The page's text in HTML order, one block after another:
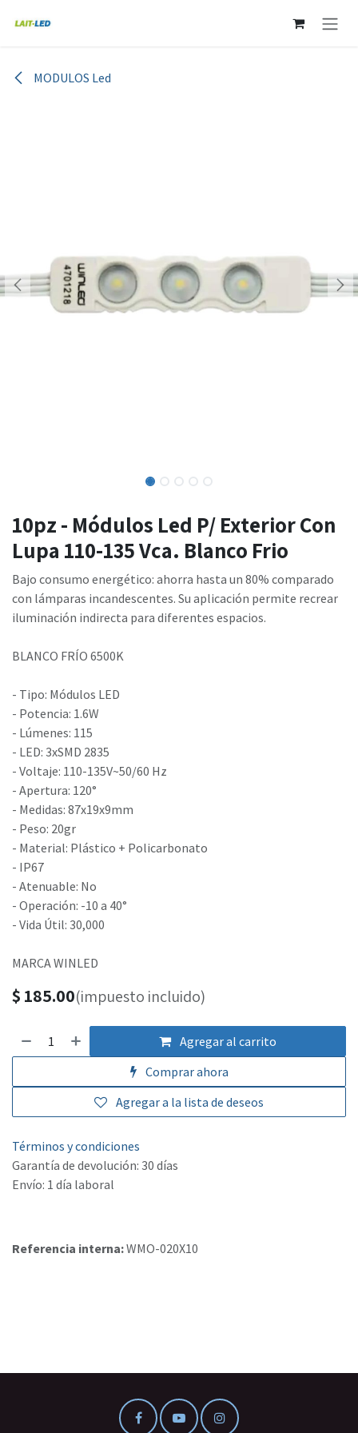
MODULOS Led
10pz - Módulos Led P/ Exterior Con
Lupa 110-135 Vca. Blanco Frio
Bajo consumo energético: ahorra hasta un 80% comparado
con lámparas incandescentes. Su aplicación permite recrear
iluminación indirecta para diferentes espacios.
BLANCO FRÍO 6500K
- Tipo: Módulos LED
- Potencia: 1.6W
- Lúmenes: 115
- LED: 3xSMD 2835
- Voltaje: 110-135V~50/60 Hz
- Apertura: 120°
- Medidas: 87x19x9mm
- Peso: 20gr
- Material: Plástico + Policarbonato
- IP67
- Atenuable: No
- Operación: -10 a 40°
- Vida Útil: 30,000
MARCA WINLED
$ 185.00(impuesto incluido)
Agregar al carrito
Comprar ahora
Agregar a la lista de deseos
Términos y condiciones
Garantía de devolución: 30 días
Envío: 1 día laboral
Referencia interna:WMO-020X10